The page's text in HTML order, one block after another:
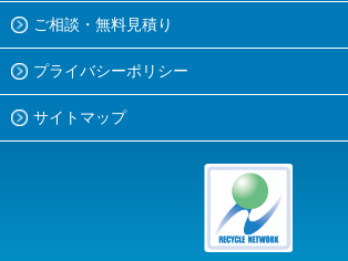
ご相談・無料見積り
プライバシーポリシー
サイトマップ